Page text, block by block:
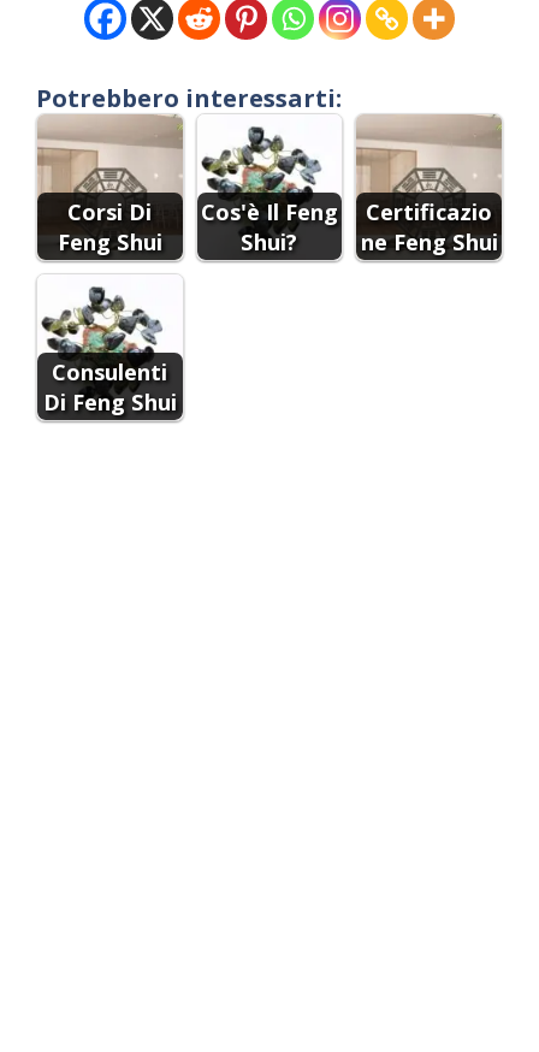
Potrebbero interessarti:
Corsi Di
Feng Shui
Cos'è Il Feng
Shui?
Certificazio
ne Feng Shui
Consulenti
Di Feng Shui